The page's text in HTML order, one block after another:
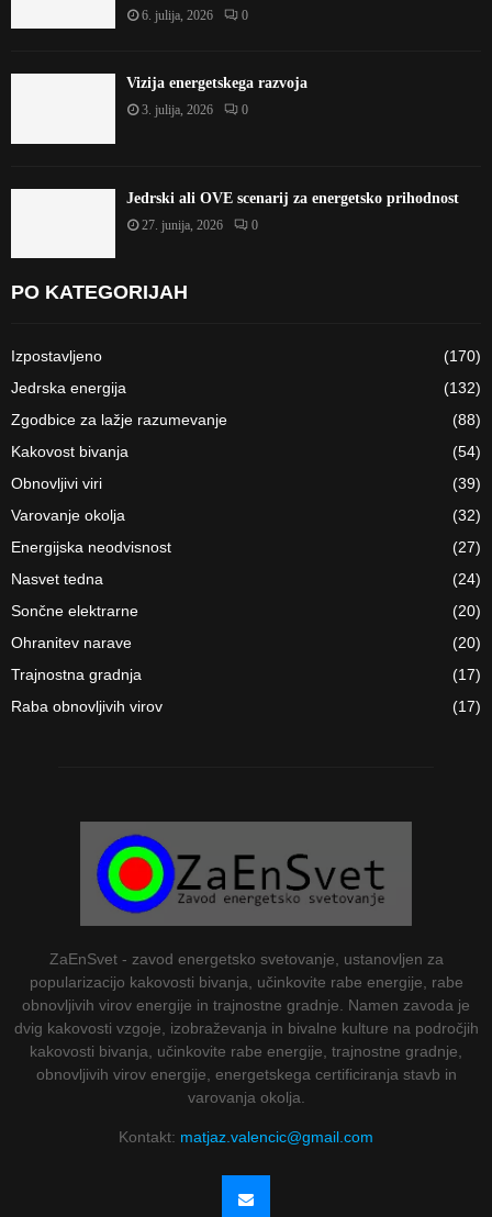
6. julija, 2026 0
Vizija energetskega razvoja
3. julija, 2026 0
Jedrski ali OVE scenarij za energetsko prihodnost
27. junija, 2026 0
PO KATEGORIJAH
Izpostavljeno
(170)
Jedrska energija
(132)
Zgodbice za lažje razumevanje
(88)
Kakovost bivanja
(54)
Obnovljivi viri
(39)
Varovanje okolja
(32)
Energijska neodvisnost
(27)
Nasvet tedna
(24)
Sončne elektrarne
(20)
Ohranitev narave
(20)
Trajnostna gradnja
(17)
Raba obnovljivih virov
(17)
ZaEnSvet - zavod energetsko svetovanje, ustanovljen za
popularizacijo kakovosti bivanja, učinkovite rabe energije, rabe
obnovljivih virov energije in trajnostne gradnje. Namen zavoda je
dvig kakovosti vzgoje, izobraževanja in bivalne kulture na področjih
kakovosti bivanja, učinkovite rabe energije, trajnostne gradnje,
obnovljivih virov energije, energetskega certificiranja stavb in
varovanja okolja.
Kontakt: matjaz.valencic@gmail.com